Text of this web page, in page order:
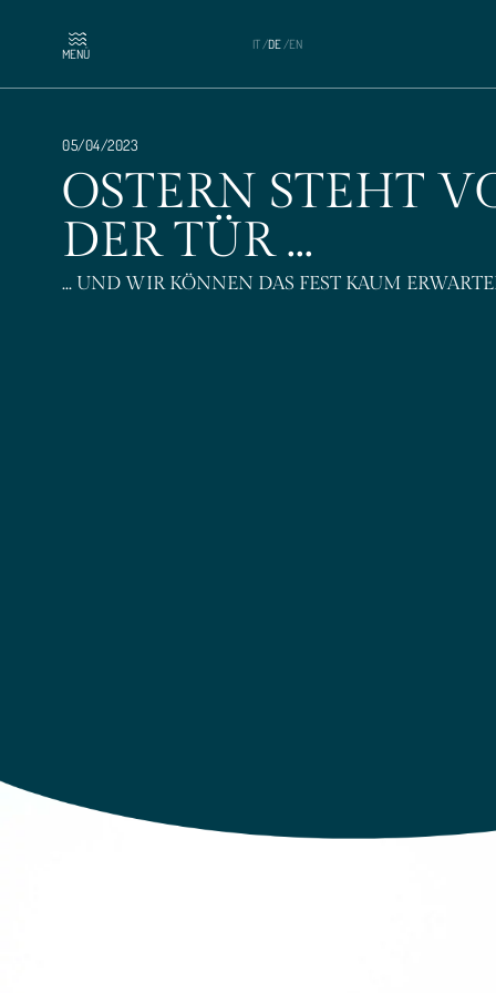
MENÜ
IT/DE/EN
05/04/2023
OSTERN STEHT
DER TÜR ...
... UND WIR KÖNNEN DAS FEST KAUM